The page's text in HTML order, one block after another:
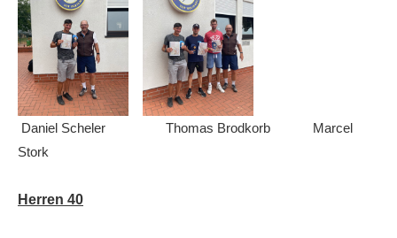
Daniel Scheler Thomas Brodkorb Marcel
Stork
Herren 40